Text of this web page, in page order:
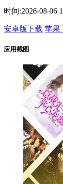
时间:2026-08-06
安卓版下载 苹果
应用截图